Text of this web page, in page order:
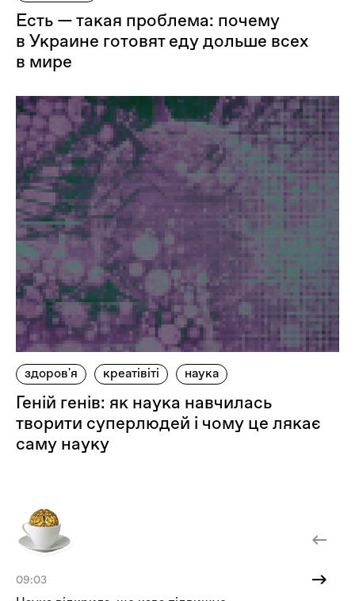
Есть — такая проблема: почему
в Украине готовят еду дольше всех
в мире
здоров'я креатівіті наука
Геній генів: як наука навчилась
творити суперлюдей і чому це лякає
саму науку
09:03